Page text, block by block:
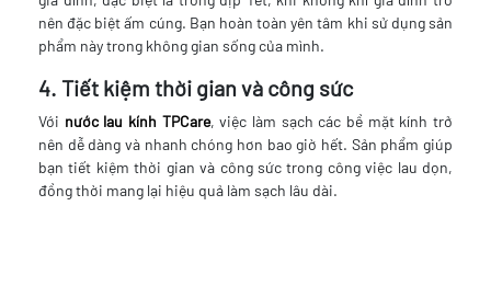
nên đặc biệt ấm cúng. Bạn hoàn toàn yên tâm khi sử dụng sản
phẩm này trong không gian sống của mình.
4. Tiết kiệm thời gian và công sức
Với nước lau kính TPCare, việc làm sạch các bề mặt kính trở
nên dễ dàng và nhanh chóng hơn bao giờ hết. Sản phẩm giúp
bạn tiết kiệm thời gian và công sức trong công việc lau dọn,
đồng thời mang lại hiệu quả làm sạch lâu dài.